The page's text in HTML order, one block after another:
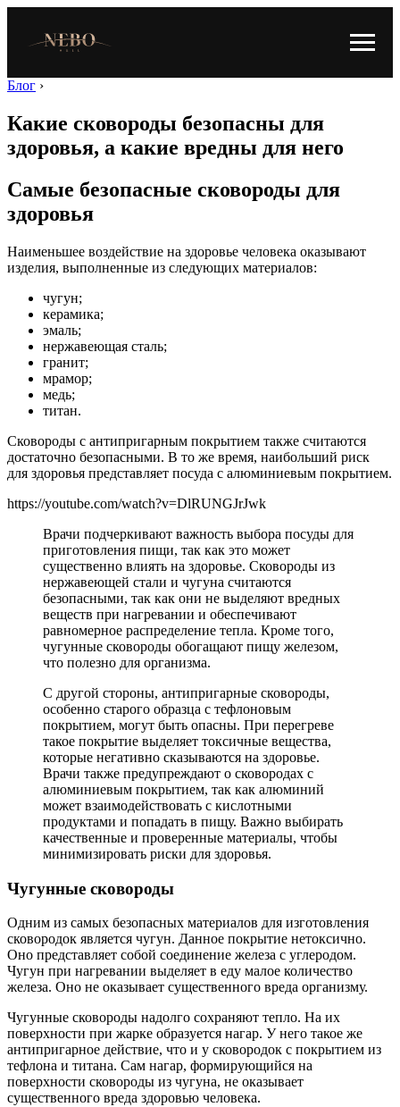
Блог ›
Какие сковороды безопасны для
здоровья, а какие вредны для него
Самые безопасные сковороды для
здоровья
Наименьшее воздействие на здоровье человека оказывают
изделия, выполненные из следующих материалов:
чугун;
керамика;
эмаль;
нержавеющая сталь;
гранит;
мрамор;
медь;
титан.
Сковороды с антипригарным покрытием также считаются
достаточно безопасными. В то же время, наибольший риск
для здоровья представляет посуда с алюминиевым покрытием.
https://youtube.com/watch?v=DlRUNGJrJwk
Врачи подчеркивают важность выбора посуды для
приготовления пищи, так как это может
существенно влиять на здоровье. Сковороды из
нержавеющей стали и чугуна считаются
безопасными, так как они не выделяют вредных
веществ при нагревании и обеспечивают
равномерное распределение тепла. Кроме того,
чугунные сковороды обогащают пищу железом,
что полезно для организма.
С другой стороны, антипригарные сковороды,
особенно старого образца с тефлоновым
покрытием, могут быть опасны. При перегреве
такое покрытие выделяет токсичные вещества,
которые негативно сказываются на здоровье.
Врачи также предупреждают о сковородах с
алюминиевым покрытием, так как алюминий
может взаимодействовать с кислотными
продуктами и попадать в пищу. Важно выбирать
качественные и проверенные материалы, чтобы
минимизировать риски для здоровья.
Чугунные сковороды
Одним из самых безопасных материалов для изготовления
сковородок является чугун. Данное покрытие нетоксично.
Оно представляет собой соединение железа с углеродом.
Чугун при нагревании выделяет в еду малое количество
железа. Оно не оказывает существенного вреда организму.
Чугунные сковороды надолго сохраняют тепло. На их
поверхности при жарке образуется нагар. У него такое же
антипригарное действие, что и у сковородок с покрытием из
тефлона и титана. Сам нагар, формирующийся на
поверхности сковороды из чугуна, не оказывает
существенного вреда здоровью человека.